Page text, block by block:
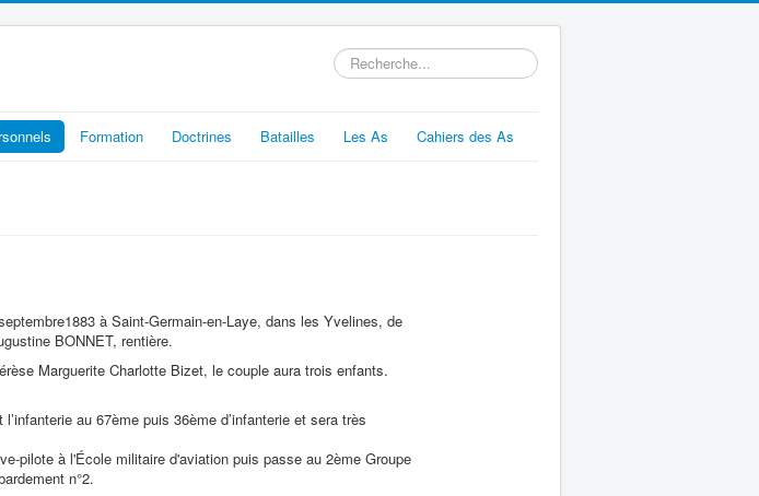
Rechercher
Formation Doctrines Batailles Les As Cahiers des As
à Saint-Germain-en-Laye, dans les Yvelines, de
BONNET, rentière.
Marguerite Charlotte Bizet, le couple aura trois enfants.
au 67ème puis 36ème d’infanterie et sera très
pilote à l'École militaire d'aviation puis passe au 2ème Groupe
n°2.